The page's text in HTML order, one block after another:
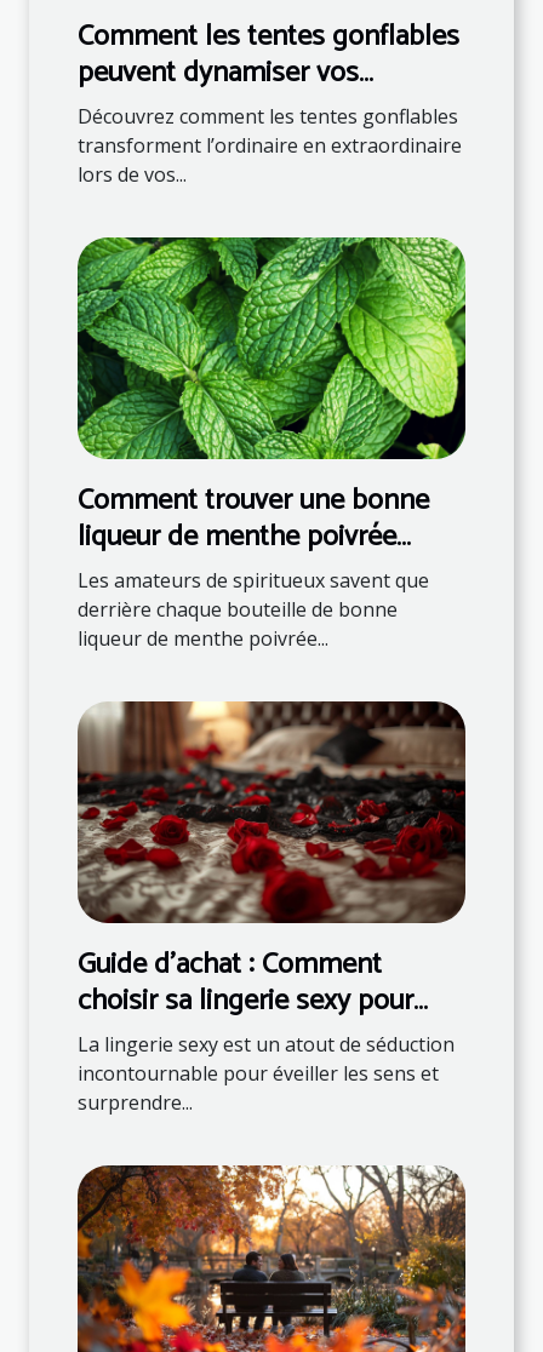
Comment les tentes gonflables
peuvent dynamiser vos
événements
Découvrez comment les tentes gonflables
transforment l’ordinaire en extraordinaire
lors de vos...
Comment trouver une bonne
liqueur de menthe poivrée
française ?
Les amateurs de spiritueux savent que
derrière chaque bouteille de bonne
liqueur de menthe poivrée...
Guide d'achat : Comment
choisir sa lingerie sexy pour
surprendre son partenaire
La lingerie sexy est un atout de séduction
incontournable pour éveiller les sens et
surprendre...